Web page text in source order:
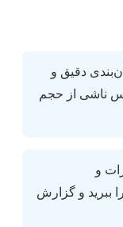
دقیق و
ناشی از حجم
و
ببرید و گزارش